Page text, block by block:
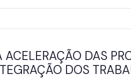
DAS
DOS